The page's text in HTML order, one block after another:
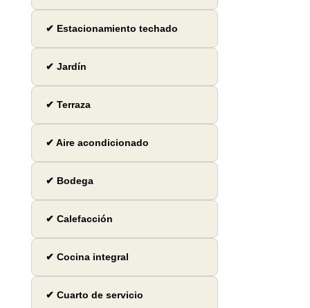
✔ Estacionamiento techado
✔ Jardín
✔ Terraza
✔ Aire acondicionado
✔ Bodega
✔ Calefacción
✔ Cocina integral
✔ Cuarto de servicio